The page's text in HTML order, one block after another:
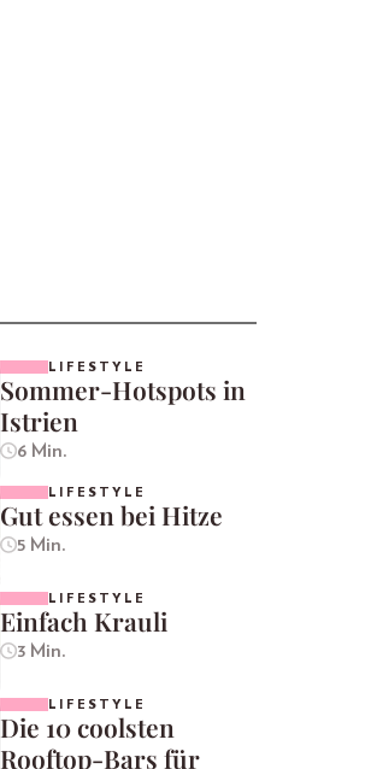
LIFESTYLE
Sommer-Hotspots in
Istrien
6 Min.
LIFESTYLE
Gut essen bei Hitze
5 Min.
LIFESTYLE
Einfach Krauli
3 Min.
LIFESTYLE
Die 10 coolsten
Rooftop-Bars für